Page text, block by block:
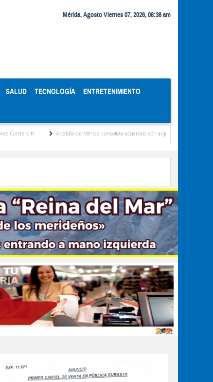
Mérida, Agosto Viernes 07, 2026, 08:36 am
SALUD TECNOLOGÍA ENTRETENIMIENTO
R. Alcaldía de Mérida consolida acuerdos con adjudicatarios del Mercado